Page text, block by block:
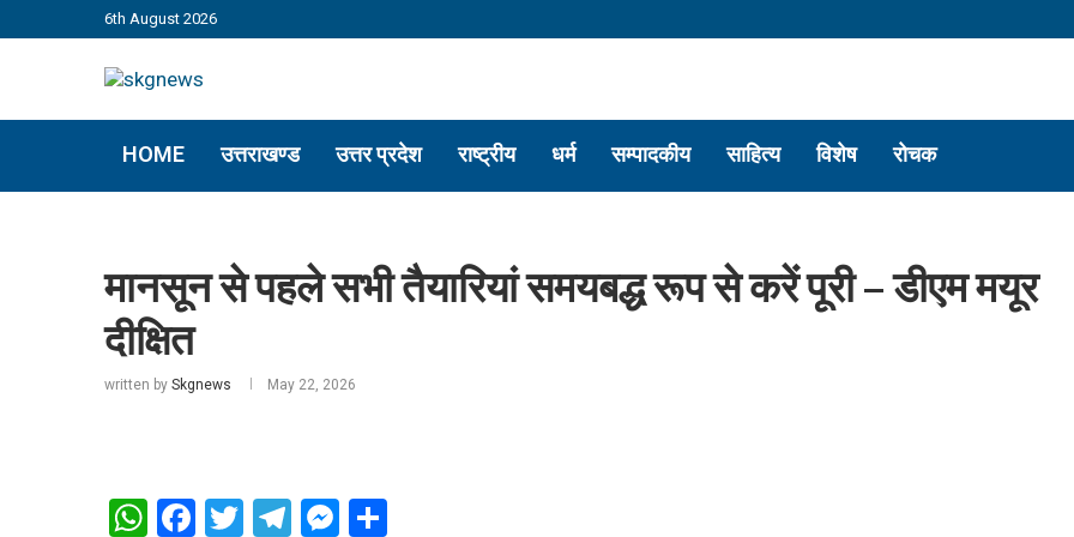
6th August 2026
HOME उत्तराखण्ड उत्तर प्रदेश राष्ट्रीय धर्म सम्पादकीय साहित्य विशेष रोचक
मानसून से पहले सभी तैयारियां समयबद्ध रूप से करें पूरी – डीएम मयूर
दीक्षित
written by Skgnews May 22, 2026
WhatsApp
Facebook
Twitter
Telegram
Messenger